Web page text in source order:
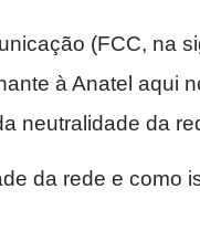
(FCC, na
à Anatel aqui
neutralidade da
da rede e como